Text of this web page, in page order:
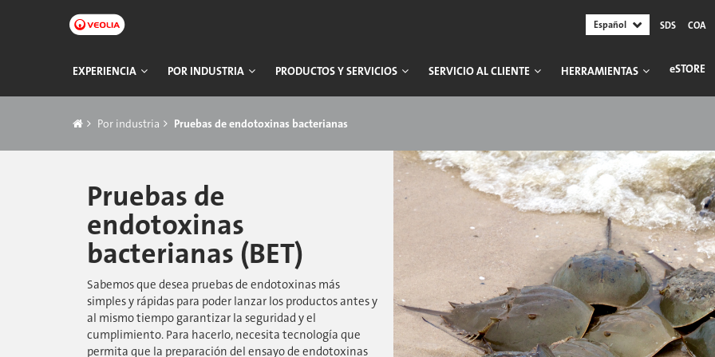
Español SDS COA
Navegación
principal
EXPERIENCIA POR INDUSTRIA PRODUCTOS Y SERVICIOS SERVICIO AL CLIENTE HERRAMIENTAS ESTORE
Por industria Pruebas de endotoxinas bacterianas
Pruebas de
endotoxinas
bacterianas (BET)
Sabemos que desea pruebas de endotoxinas más
simples y rápidas para poder lanzar los productos antes y
al mismo tiempo garantizar la seguridad y el
cumplimiento. Para hacerlo, necesita tecnología que
permita que la preparación del ensayo de endotoxinas